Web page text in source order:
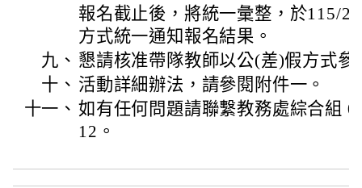
報名截止後，將統一彙整，於115/
方式統一通知報名結果。
九、 懇請核准帶隊教師以公(差)假方式參
十、 活動詳細辦法，請參閱附件一。
十一、 如有任何問題請聯繫教務處綜合組
12。